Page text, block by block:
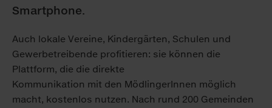
Smartphone.
Auch lokale Vereine, Kindergärten, Schulen und
Gewerbetreibende profitieren: sie können die
Plattform, die die direkte
Kommunikation mit den MödlingerInnen möglich
macht, kostenlos nutzen. Nach rund 200 Gemeinden